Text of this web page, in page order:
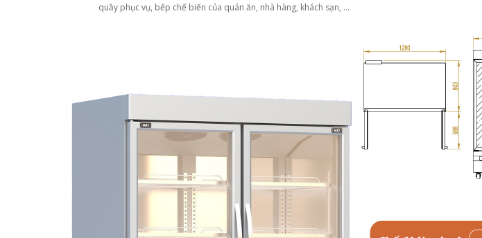
quầy phục vụ, bếp chế biến của quán ăn, nhà hàng, khách sạn, …